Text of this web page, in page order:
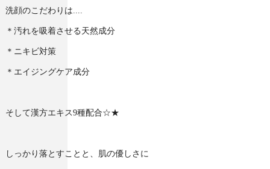
洗顔のこだわりは....
＊汚れを吸着させる天然成分
＊ニキビ対策
＊エイジングケア成分
そして漢方エキス9種配合☆★
しっかり落とすことと、肌の優しさに